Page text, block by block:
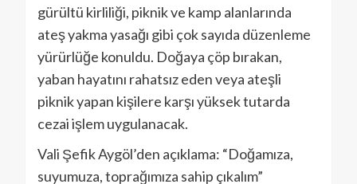
gürültü kirliliği, piknik ve kamp alanlarında
ateş yakma yasağı gibi çok sayıda düzenleme
yürürlüğe konuldu. Doğaya çöp bırakan,
yaban hayatını rahatsız eden veya ateşli
piknik yapan kişilere karşı yüksek tutarda
cezai işlem uygulanacak.
Vali Şefik Aygöl’den açıklama: “Doğamıza,
suyumuza, toprağımıza sahip çıkalım”